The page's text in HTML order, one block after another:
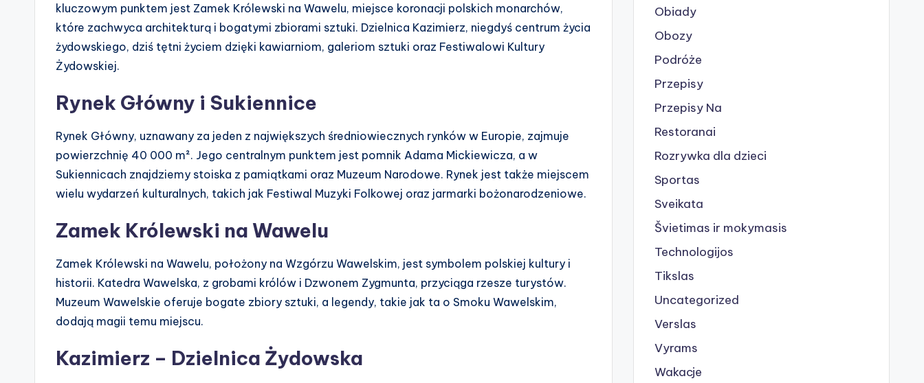
kluczowym punktem jest Zamek Królewski na Wawelu, miejsce koronacji polskich monarchów,
które zachwyca architekturą i bogatymi zbiorami sztuki. Dzielnica Kazimierz, niegdyś centrum życia
żydowskiego, dziś tętni życiem dzięki kawiarniom, galeriom sztuki oraz Festiwalowi Kultury
Żydowskiej.
Rynek Główny i Sukiennice
Rynek Główny, uznawany za jeden z największych średniowiecznych rynków w Europie, zajmuje
powierzchnię 40 000 m². Jego centralnym punktem jest pomnik Adama Mickiewicza, a w
Sukiennicach znajdziemy stoiska z pamiątkami oraz Muzeum Narodowe. Rynek jest także miejscem
wielu wydarzeń kulturalnych, takich jak Festiwal Muzyki Folkowej oraz jarmarki bożonarodzeniowe.
Zamek Królewski na Wawelu
Zamek Królewski na Wawelu, położony na Wzgórzu Wawelskim, jest symbolem polskiej kultury i
historii. Katedra Wawelska, z grobami królów i Dzwonem Zygmunta, przyciąga rzesze turystów.
Muzeum Wawelskie oferuje bogate zbiory sztuki, a legendy, takie jak ta o Smoku Wawelskim,
dodają magii temu miejscu.
Kazimierz – Dzielnica Żydowska
Obiady
Obozy
Podróże
Przepisy
Przepisy Na
Restoranai
Rozrywka dla dzieci
Sportas
Sveikata
Švietimas ir mokymasis
Technologijos
Tikslas
Uncategorized
Verslas
Vyrams
Wakacje